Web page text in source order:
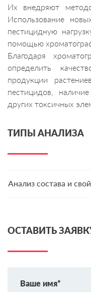
Их внедряют
Использование
пестицидную
помощью
Благодаря
определить
продукции
пестицидов,
других токсичных
ТИПЫ АНАЛИЗА
Анализ состава и
ОСТАВИТЬ
Ваше имя*